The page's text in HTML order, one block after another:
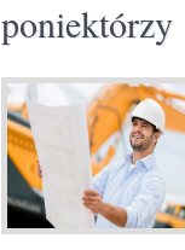
poniektórzy